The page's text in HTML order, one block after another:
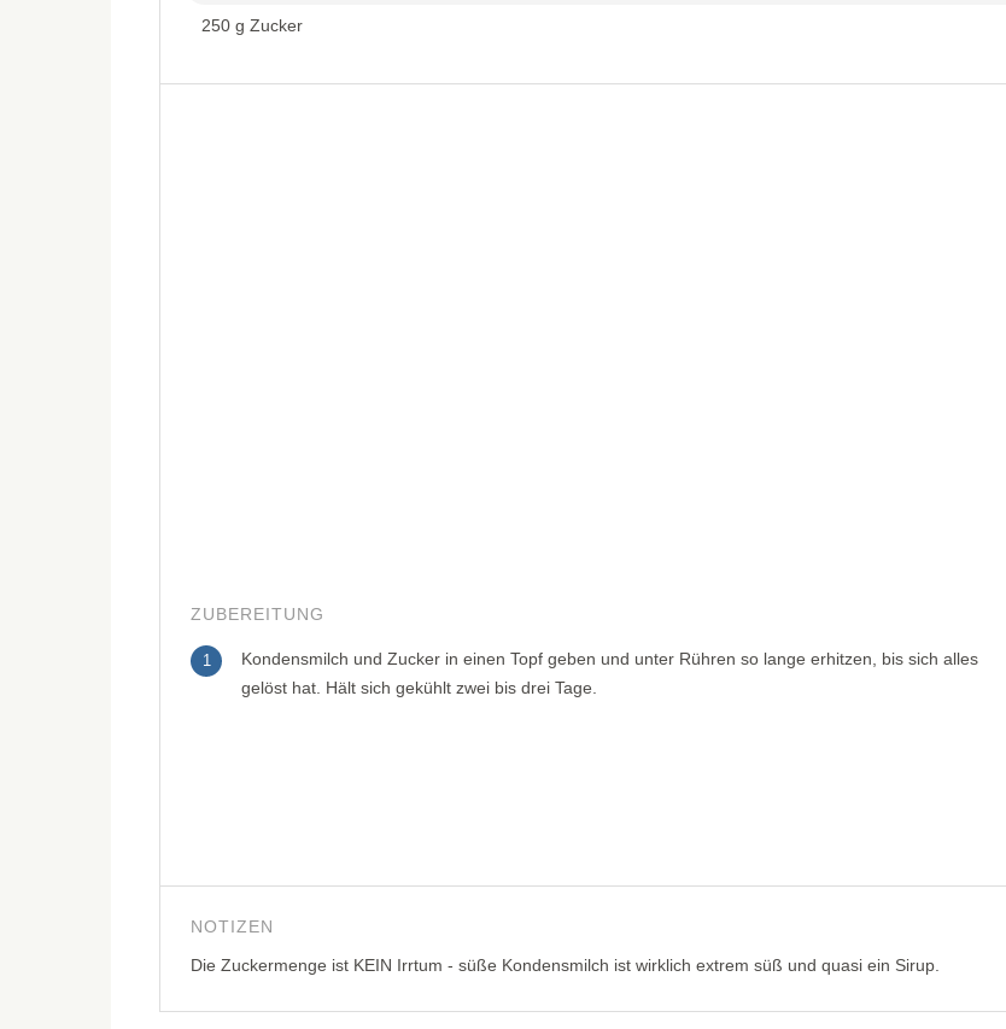
250 g Zucker
ZUBEREITUNG
1
Kondensmilch und Zucker in einen Topf geben und unter Rühren so lange erhitzen, bis sich alles
gelöst hat. Hält sich gekühlt zwei bis drei Tage.
NOTIZEN
Die Zuckermenge ist KEIN Irrtum - süße Kondensmilch ist wirklich extrem süß und quasi ein Sirup.